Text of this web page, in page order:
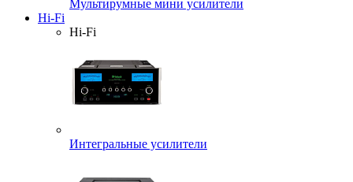
Мультирумные мини усилители
Hi-Fi
Hi-Fi
Интегральные усилители